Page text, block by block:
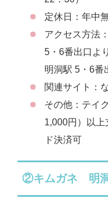
定休日：年中
アクセス方法
5・6番出口よ
明洞駅 5・6番
関連サイト：
その他：テイ
1,000円）以
ド決済可
②キムガネ 明